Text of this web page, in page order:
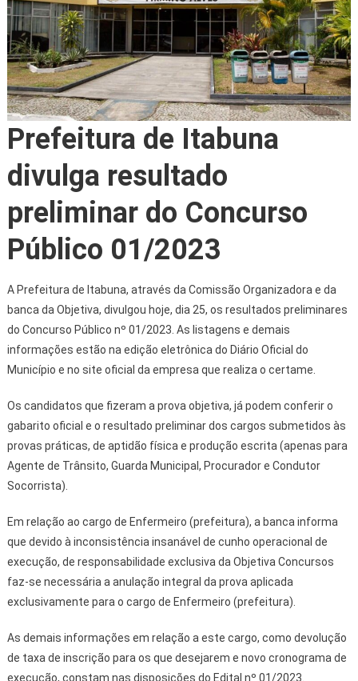
Prefeitura de Itabuna
divulga resultado
preliminar do Concurso
Público 01/2023
A Prefeitura de Itabuna, através da Comissão Organizadora e da
banca da Objetiva, divulgou hoje, dia 25, os resultados preliminares
do Concurso Público nº 01/2023. As listagens e demais
informações estão na edição eletrônica do Diário Oficial do
Município e no site oficial da empresa que realiza o certame.
Os candidatos que fizeram a prova objetiva, já podem conferir o
gabarito oficial e o resultado preliminar dos cargos submetidos às
provas práticas, de aptidão física e produção escrita (apenas para
Agente de Trânsito, Guarda Municipal, Procurador e Condutor
Socorrista).
Em relação ao cargo de Enfermeiro (prefeitura), a banca informa
que devido à inconsistência insanável de cunho operacional de
execução, de responsabilidade exclusiva da Objetiva Concursos
faz-se necessária a anulação integral da prova aplicada
exclusivamente para o cargo de Enfermeiro (prefeitura).
As demais informações em relação a este cargo, como devolução
de taxa de inscrição para os que desejarem e novo cronograma de
execução, constam nas disposições do Edital nº 01/2023.